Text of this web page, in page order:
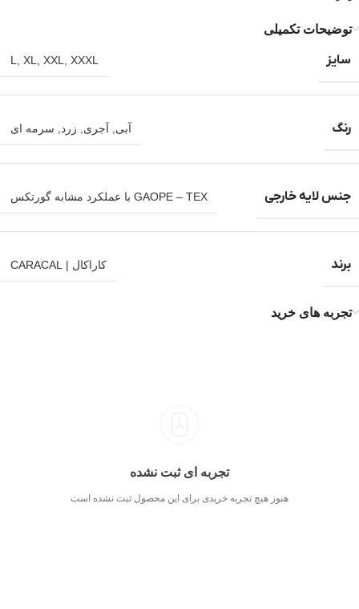
توضیحات تکمیلی
سایز L XL XXL XXXL
رنگ آبی آجری زرد سرمه ای
جنس لایه خارجی GAOPE – TEX با عملکرد مشابه گورتکس
برند کاراکال | CARACAL
تجربه های خرید
تجربه ای ثبت نشده
هنوز هیچ تجربه خریدی برای این محصول ثبت نشده است